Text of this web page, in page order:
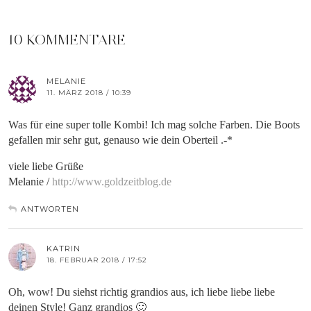
10 KOMMENTARE
MELANIE
11. MÄRZ 2018 / 10:39
Was für eine super tolle Kombi! Ich mag solche Farben. Die Boots
gefallen mir sehr gut, genauso wie dein Oberteil .-*
viele liebe Grüße
Melanie /http://www.goldzeitblog.de
ANTWORTEN
KATRIN
18. FEBRUAR 2018 / 17:52
Oh, wow! Du siehst richtig grandios aus, ich liebe liebe liebe
deinen Style! Ganz grandios 🙂